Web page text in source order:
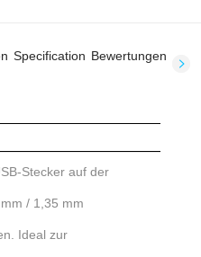
Specification Bewertungen
Stecker auf der
/ 1,35 mm
Ideal zur